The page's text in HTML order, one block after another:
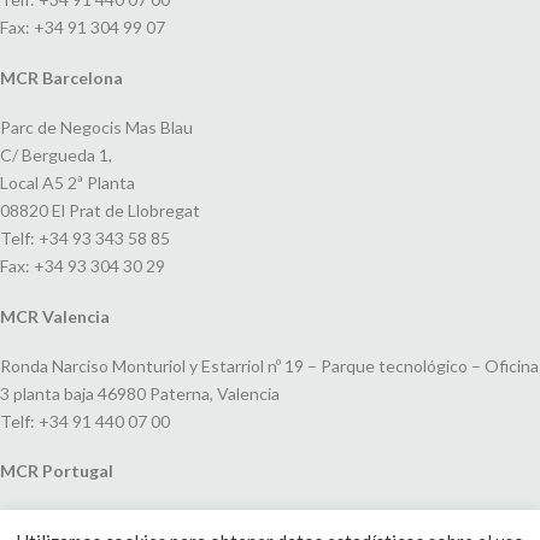
Fax: +34 91 304 99 07
MCR Barcelona
Parc de Negocis Mas Blau
C/ Bergueda 1,
Local A5 2ª Planta
08820 El Prat de Llobregat
Telf: +34 93 343 58 85
Fax: +34 93 304 30 29
MCR Valencia
Ronda Narciso Monturiol y Estarriol nº 19 – Parque tecnológico – Oficina
3 planta baja 46980 Paterna, Valencia
Telf: +34 91 440 07 00
MCR Portugal